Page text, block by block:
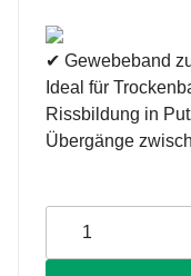
✔ Gewebeband
Ideal für
Rissbildung in
Übergänge